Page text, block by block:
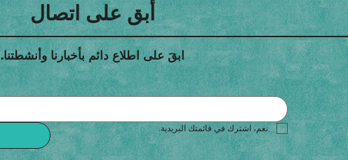
أبق على اتصال
ابقَ على اطلاع دائم بأخبارنا وأنشطتنا.
نعم، اشترك في قائمتك البريدية.